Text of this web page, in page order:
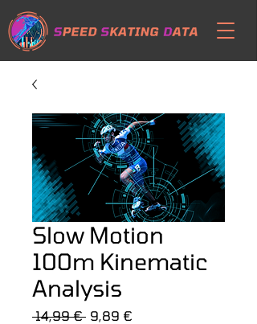
Slow Motion
100m Kinematic
Analysis
14,99 € Prezzo
9,89 €